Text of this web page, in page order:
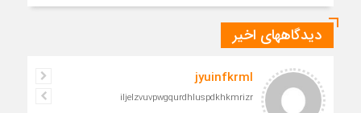
دیدگاههای اخیر
jyuinfkrml
iljelzvuvpwgqurdhluspdkhkmrizr